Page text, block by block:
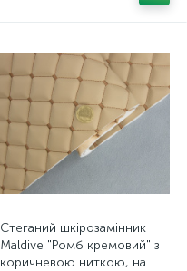
Стеганий шкірозамінник
Maldive "Ромб кремовий" з
коричневою ниткою, на